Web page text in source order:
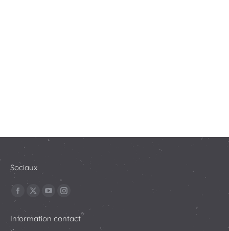
Sociaux
Trouvez nous sur :
La
page
Facebook
La
X
YouTube
La
Instagram
Information contact